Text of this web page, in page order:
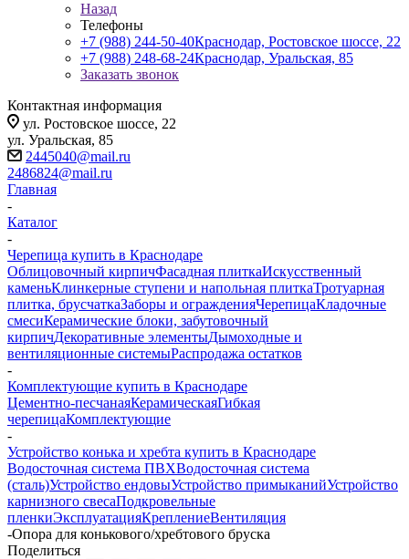
Назад
Телефоны
+7 (988) 244-50-40Краснодар, Ростовское шоссе, 22
+7 (988) 248-68-24Краснодар, Уральская, 85
Заказать звонок
Контактная информация
ул. Ростовское шоссе, 22
ул. Уральская, 85
2445040@mail.ru
2486824@mail.ru
Главная
-
Каталог
-
Черепица купить в Краснодаре
Облицовочный кирпичФасадная плиткаИскусственный
каменьКлинкерные ступени и напольная плиткаТротуарная
плитка, брусчаткаЗаборы и огражденияЧерепицаКладочные
смесиКерамические блоки, забутовочный
кирпичДекоративные элементыДымоходные и
вентиляционные системыРаспродажа остатков
-
Комплектующие купить в Краснодаре
Цементно-песчанаяКерамическаяГибкая
черепицаКомплектующие
-
Устройство конька и хребта купить в Краснодаре
Водосточная система ПВХВодосточная система
(сталь)Устройство ендовыУстройство примыканийУстройство
карнизного свесаПодкровельные
пленкиЭксплуатацияКреплениеВентиляция
-Опора для конькового/хребтового бруска
Поделиться